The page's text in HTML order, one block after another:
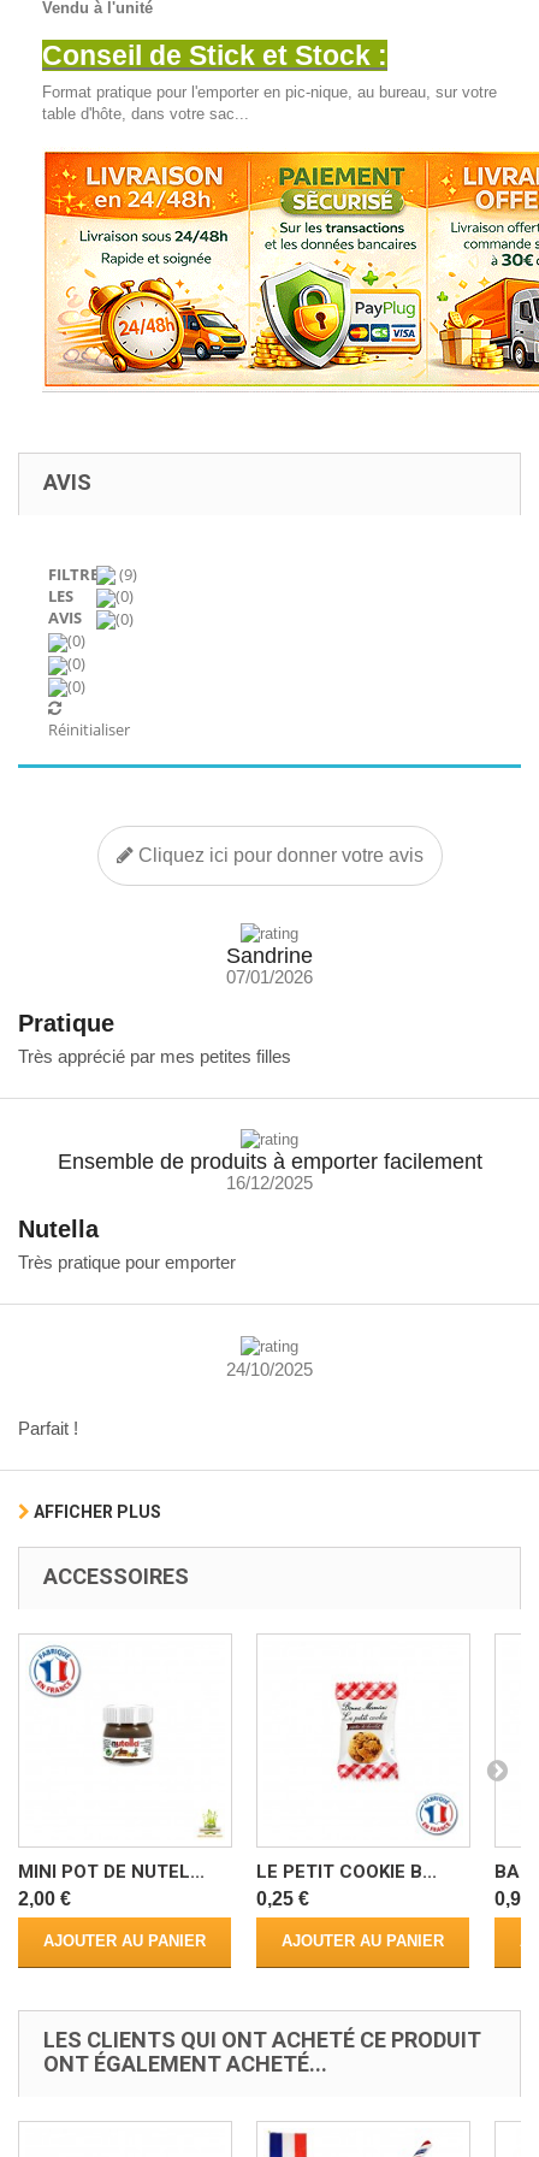
Vendu à l'unité
Conseil de Stick et Stock :
Format pratique pour l'emporter en pic-nique, au bureau, sur votre
table d'hôte, dans votre sac...
AVIS
FILTRER
LES
AVIS
(9)
(0)
(0)
(0)
(0)
(0)
Réinitialiser
Cliquez ici pour donner votre avis
Sandrine
07/01/2026
Pratique
Très apprécié par mes petites filles
Ensemble de produits à emporter facilement
16/12/2025
Nutella
Très pratique pour emporter
24/10/2025
Parfait !
AFFICHER PLUS
ACCESSOIRES
MINI POT DE NUTEL...
2,00 €
AJOUTER AU PANIER
LE PETIT COOKIE B...
0,25 €
AJOUTER AU PANIER
0,90
LES CLIENTS QUI ONT ACHETÉ CE PRODUIT
ONT ÉGALEMENT ACHETÉ...